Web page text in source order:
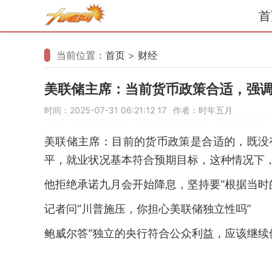
当前位置： 首页 > 财经
美联储主席：当前货币政策合适，强
时间：2025-07-31 06:21:12 17 作者：时年五月
美联储主席：目前的货币政策是合适的，既
平，就业状况基本符合预期目标，这种情况下
他拒绝承诺九月会开始降息，坚持要“根据当时
记者问“川普施压，你担心美联储独立性吗”
鲍威尔答“独立的央行符合公众利益，应该继续